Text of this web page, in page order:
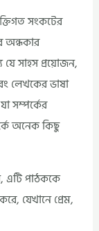
সংকটের
অন্ধকার
সাহস প্রয়োজন,
লেখকের ভাষা
সম্পর্কের
অনেক কিছু
এটি পাঠককে
যেখানে প্রেম,